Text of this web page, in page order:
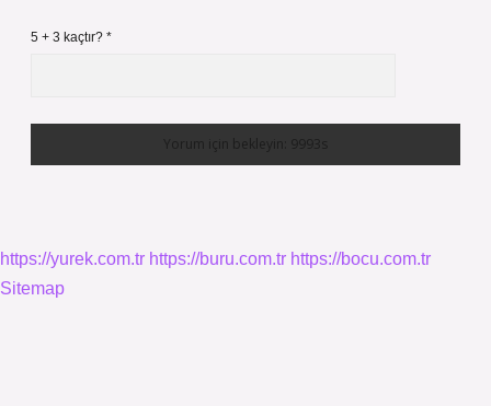
5 + 3 kaçtır? *
https://yurek.com.tr https://buru.com.tr https://bocu.com.tr
Sitemap